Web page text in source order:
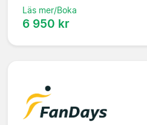
Läs mer/Boka
6 950 kr